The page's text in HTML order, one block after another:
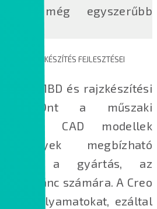
még egyszerűbb
ÉS RAJZKÉSZÍTÉS FEJLESZTÉSEI
MBD és rajzkészítési
Önt a műszaki
gazdag CAD modellek
amelyek megbízható
a gyártás, az
lánc számára. A Creo
ezáltal